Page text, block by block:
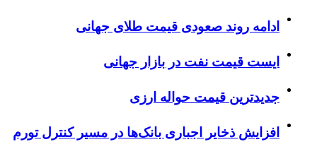
ادامه روند صعودی قیمت طلای جهانی
ایست قیمت نفت در بازار جهانی
جدیدترین قیمت حواله ارزی
افزایش ذخایر اجباری بانک‌ها در مسیر کنترل تورم